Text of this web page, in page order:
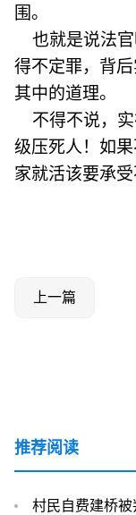
围。
也就是说法
得不定罪，背
其中的道理。
不得不说，
级压死人！如
家就活该要承受
上一篇
推荐阅读
村民自费建桥被判刑